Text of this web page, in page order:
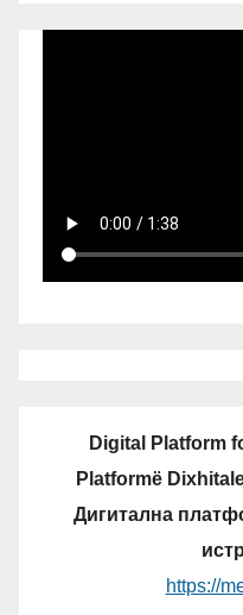
Digital Platform
Platformë
Дигитална
https://